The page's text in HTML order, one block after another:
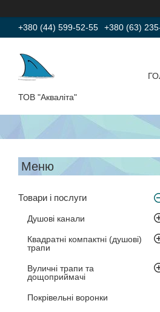
+380 (44) 599-52-55 +380 (63)
ТОВ "Акваліта"
Товари і послуги
Душові канали
Квадратні компактні (душові)
трапи
Вуличні трапи та
дощоприймачі
Покрівельні воронки